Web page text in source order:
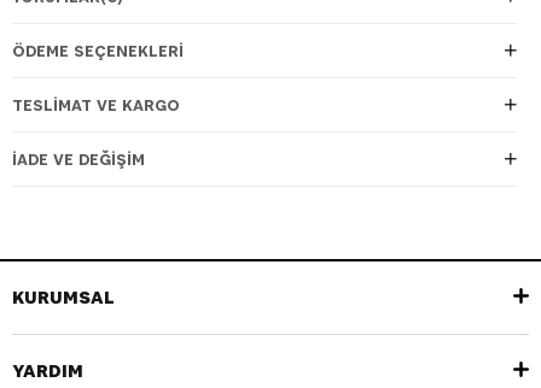
ÖDEME SEÇENEKLERI
TESLIMAT VE KARGO
İADE VE DEĞIŞIM
KURUMSAL
YARDIM